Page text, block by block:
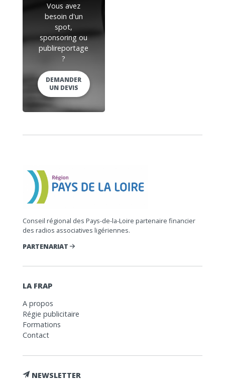
Vous avez
besoin d'un
spot,
sponsoring ou
publireportage
?
DEMANDER
UN DEVIS
Conseil régional des Pays-de-la-Loire partenaire financier
des radios associatives ligériennes.
PARTENARIAT
LA FRAP
A propos
Régie publicitaire
Formations
Contact
NEWSLETTER